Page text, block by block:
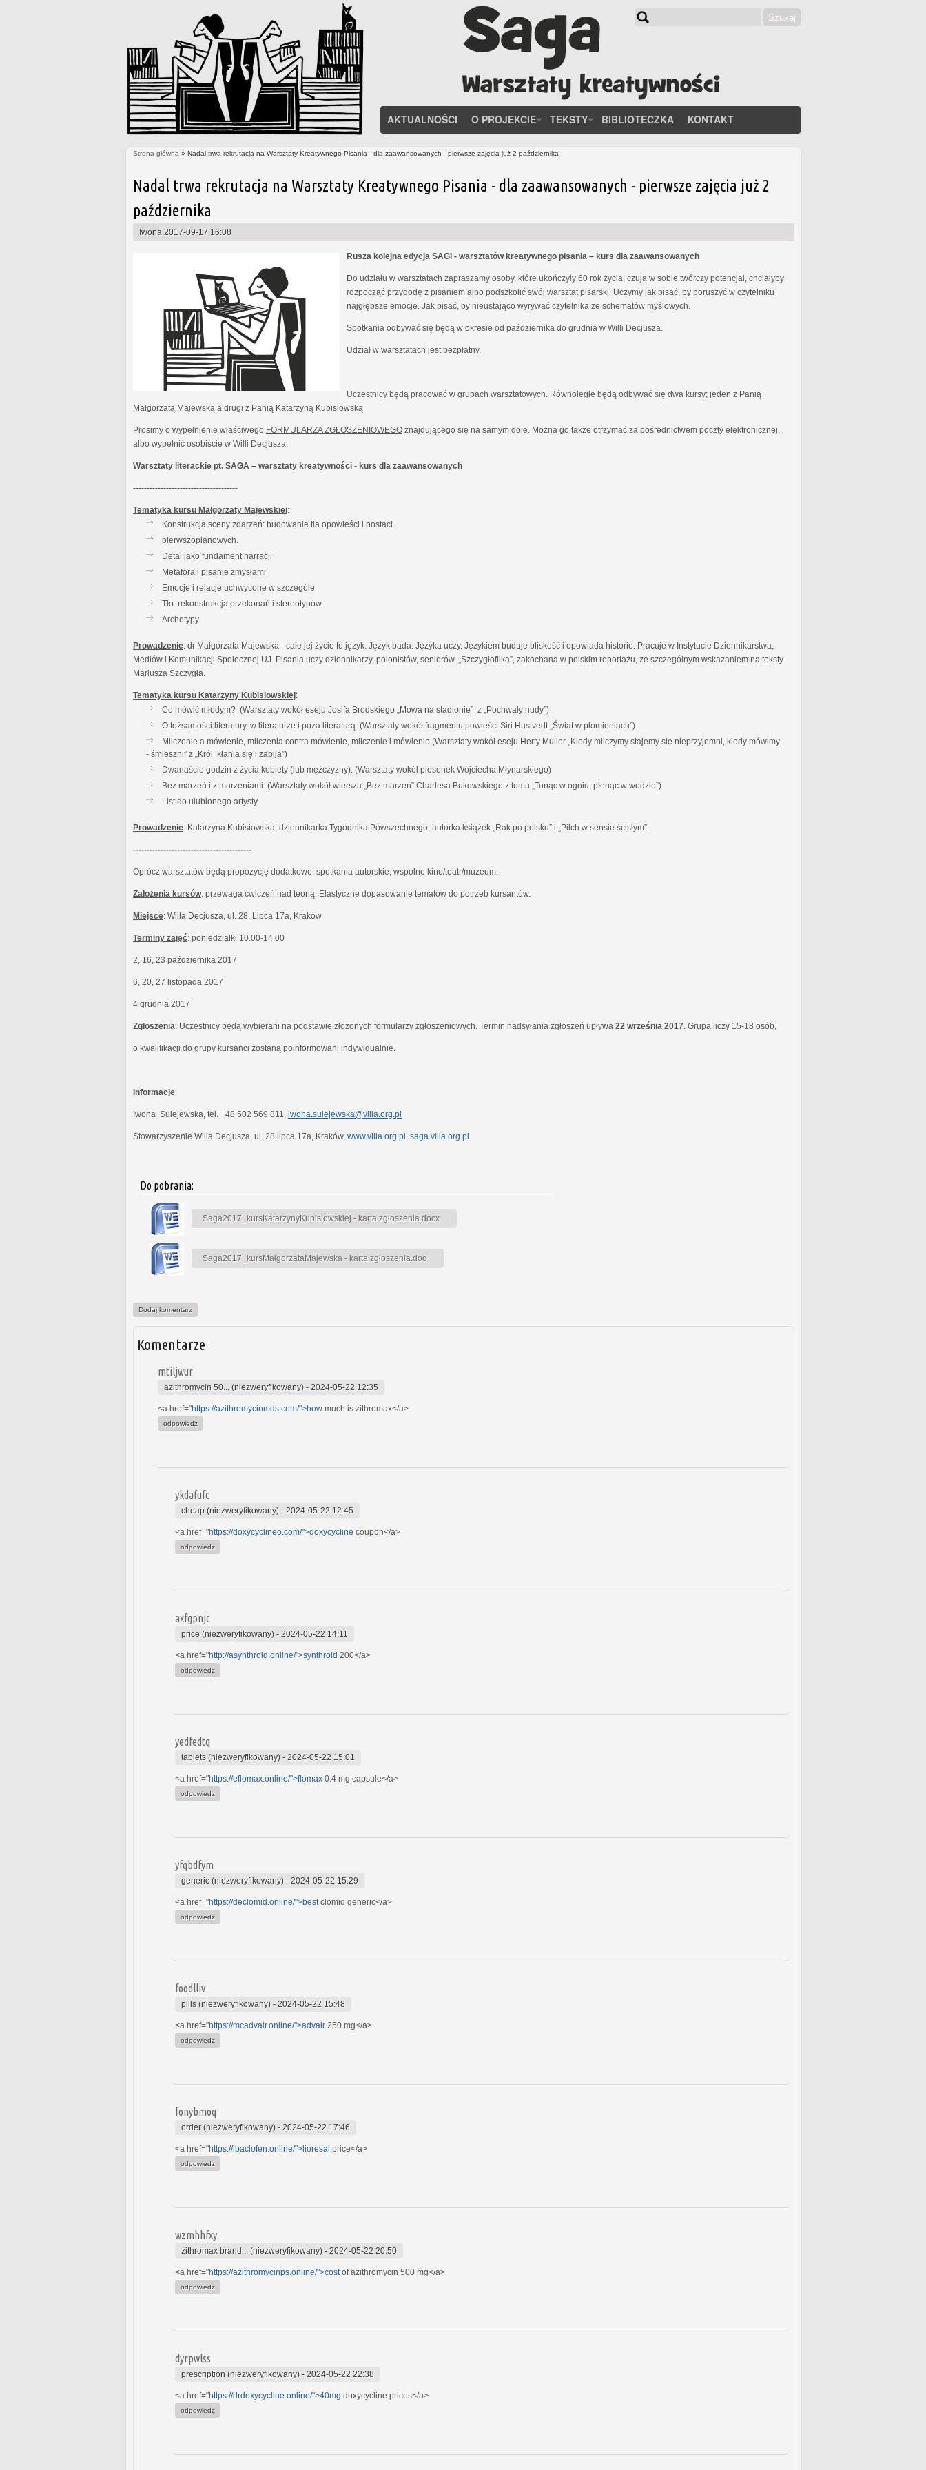
Szukaj
AKTUALNOŚCI O PROJEKCIE TEKSTY BIBLIOTECZKA KONTAKT
Strona główna » Nadal trwa rekrutacja na Warsztaty Kreatywnego Pisania - dla zaawansowanych - pierwsze zajęcia już 2 października
Nadal trwa rekrutacja na Warsztaty Kreatywnego Pisania - dla zaawansowanych - pierwsze zajęcia już 2
października
Iwona 2017-09-17 16:08
Rusza kolejna edycja SAGI - warsztatów kreatywnego pisania – kurs dla zaawansowanych
Do udziału w warsztatach zapraszamy osoby, które ukończyły 60 rok życia, czują w sobie twórczy potencjał, chciałyby
rozpocząć przygodę z pisaniem albo podszkolić swój warsztat pisarski. Uczymy jak pisać, by poruszyć w czytelniku
najgłębsze emocje. Jak pisać, by nieustająco wyrywać czytelnika ze schematów myślowych.
Spotkania odbywać się będą w okresie od października do grudnia w Willi Decjusza.
Udział w warsztatach jest bezpłatny.
Uczestnicy będą pracować w grupach warsztatowych. Równolegle będą odbywać się dwa kursy; jeden z Panią
Małgorzatą Majewską a drugi z Panią Katarzyną Kubisiowską
Prosimy o wypełnienie właściwego FORMULARZA ZGŁOSZENIOWEGO znajdującego się na samym dole. Można go także otrzymać za pośrednictwem poczty elektronicznej,
albo wypełnić osobiście w Willi Decjusza.
Warsztaty literackie pt. SAGA – warsztaty kreatywności - kurs dla zaawansowanych
--------------------------------------
Tematyka kursu Małgorzaty Majewskiej:
Konstrukcja sceny zdarzeń: budowanie tła opowieści i postaci
pierwszoplanowych.
Detal jako fundament narracji
Metafora i pisanie zmysłami
Emocje i relacje uchwycone w szczególe
Tło: rekonstrukcja przekonań i stereotypów
Archetypy
Prowadzenie: dr Małgorzata Majewska - całe jej życie to język. Język bada. Języka uczy. Językiem buduje bliskość i opowiada historie. Pracuje w Instytucie Dziennikarstwa,
Mediów i Komunikacji Społecznej UJ. Pisania uczy dziennikarzy, polonistów, seniorów. „Szczygłofilka”, zakochana w polskim reportażu, ze szczególnym wskazaniem na teksty
Mariusza Szczygła.
Tematyka kursu Katarzyny Kubisiowskiej:
Co mówić młodym? (Warsztaty wokół eseju Josifa Brodskiego „Mowa na stadionie” z „Pochwały nudy”)
O tożsamości literatury, w literaturze i poza literaturą (Warsztaty wokół fragmentu powieści Siri Hustvedt „Świat w płomieniach”)
Milczenie a mówienie, milczenia contra mówienie, milczenie i mówienie (Warsztaty wokół eseju Herty Muller „Kiedy milczymy stajemy się nieprzyjemni, kiedy mówimy
- śmieszni” z „Król kłania się i zabija”)
Dwanaście godzin z życia kobiety (lub mężczyzny). (Warsztaty wokół piosenek Wojciecha Młynarskiego)
Bez marzeń i z marzeniami. (Warsztaty wokół wiersza „Bez marzeń” Charlesa Bukowskiego z tomu „Tonąc w ogniu, płonąc w wodzie”)
List do ulubionego artysty.
Prowadzenie: Katarzyna Kubisiowska, dziennikarka Tygodnika Powszechnego, autorka książek „Rak po polsku” i „Pilch w sensie ścisłym”.
-------------------------------------------
Oprócz warsztatów będą propozycję dodatkowe: spotkania autorskie, wspólne kino/teatr/muzeum.
Założenia kursów: przewaga ćwiczeń nad teorią. Elastyczne dopasowanie tematów do potrzeb kursantów.
Miejsce: Willa Decjusza, ul. 28. Lipca 17a, Kraków
Terminy zajęć: poniedziałki 10.00-14.00
2, 16, 23 października 2017
6, 20, 27 listopada 2017
4 grudnia 2017
Zgłoszenia: Uczestnicy będą wybierani na podstawie złożonych formularzy zgłoszeniowych. Termin nadsyłania zgłoszeń upływa 22 września 2017. Grupa liczy 15-18 osób,
o kwalifikacji do grupy kursanci zostaną poinformowani indywidualnie.
Informacje:
Iwona Sulejewska, tel. +48 502 569 811, iwona.sulejewska@villa.org.pl
Stowarzyszenie Willa Decjusza, ul. 28 lipca 17a, Kraków, www.villa.org.pl , saga.villa.org.pl
Do pobrania:
Saga2017_kursKatarzynyKubisiowskiej - karta zgłoszenia.docx
Saga2017_kursMałgorzataMajewska - karta zgłoszenia.doc
Dodaj komentarz
Komentarze
mtiljwur
azithromycin 50... (niezweryfikowany) - 2024-05-22 12:35
<a href="https://azithromycinmds.com/">how much is zithromax</a>
odpowiedz
ykdafufc
cheap (niezweryfikowany) - 2024-05-22 12:45
<a href="https://doxycyclineo.com/">doxycycline coupon</a>
odpowiedz
axfgpnjc
price (niezweryfikowany) - 2024-05-22 14:11
<a href="http://asynthroid.online/">synthroid 200</a>
odpowiedz
yedfedtq
tablets (niezweryfikowany) - 2024-05-22 15:01
<a href="https://eflomax.online/">flomax 0.4 mg capsule</a>
odpowiedz
yfqbdfym
generic (niezweryfikowany) - 2024-05-22 15:29
<a href="https://declomid.online/">bestclomid generic</a>
odpowiedz
foodlliv
pills (niezweryfikowany) - 2024-05-22 15:48
<a href="https://mcadvair.online/">advair 250 mg</a>
odpowiedz
fonybmoq
order (niezweryfikowany) - 2024-05-22 17:46
<a href="https://ibaclofen.online/">lioresal price</a>
odpowiedz
wzmhhfxy
zithromax brand... (niezweryfikowany) - 2024-05-22 20:50
<a href="https://azithromycinps.online/">costof azithromycin 500 mg</a>
odpowiedz
dyrpwlss
prescription (niezweryfikowany) - 2024-05-22 22:38
<a href="https://drdoxycycline.online/">40mg doxycycline prices</a>
odpowiedz